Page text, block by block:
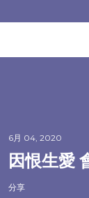
6月 04, 2020
因恨生愛
分享